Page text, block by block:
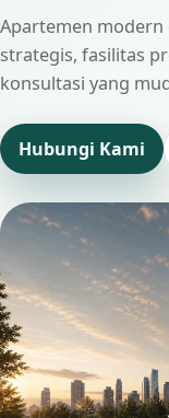
Apartemen modern
strategis, fasilitas
konsultasi yang
Hubungi Kami